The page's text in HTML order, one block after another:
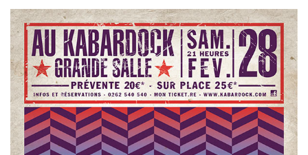
Projets financés par l'Europe
Plans d'accès